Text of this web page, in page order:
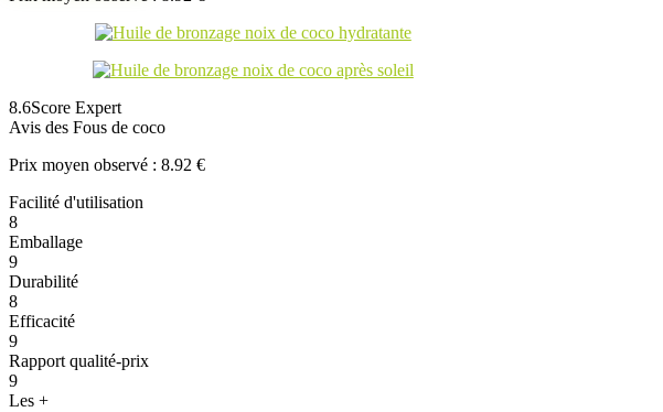
8.6Score Expert
Avis des Fous de coco
Prix moyen observé : 8.92 €
Facilité d'utilisation
8
Emballage
9
Durabilité
8
Efficacité
9
Rapport qualité-prix
9
Les +